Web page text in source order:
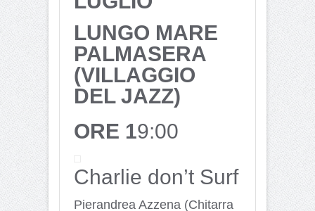
LUNGO MARE
PALMASERA
(VILLAGGIO
DEL JAZZ)
ORE 19:00
Charlie don’t Surf
Pierandrea Azzena (Chitarra